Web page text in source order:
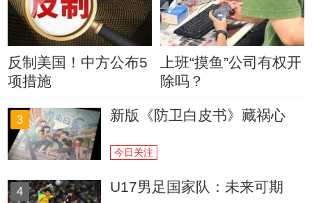
反制美国！中方公布5
项措施
上班“摸鱼”公司有权开
除吗？
3 新版《防卫白皮书》藏祸心
今日关注
4 U17男足国家队：未来可期